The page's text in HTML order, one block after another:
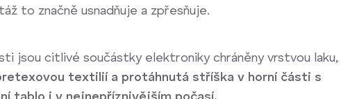
to značně usnadňuje a zpřesňuje.
jsou citlivé součástky elektroniky chráněny vrstvou laku,
textilií a protáhnutá stříška v horní části s